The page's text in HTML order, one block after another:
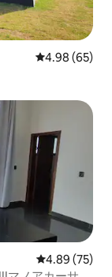
レビュー65
4.98 (65)
レビュー75
4.89 (75)